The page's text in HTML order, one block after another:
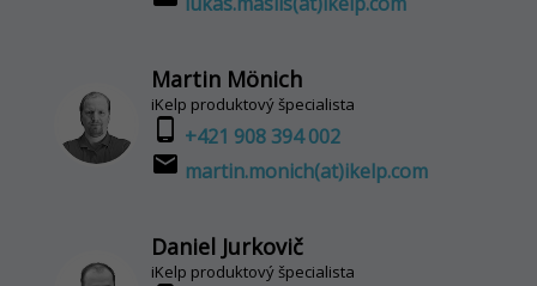
Martin Mönich
iKelp produktový špecialista
phone_android +421 908 394 002
email martin.monich(at)ikelp.com
Daniel Jurkovič
iKelp produktový špecialista